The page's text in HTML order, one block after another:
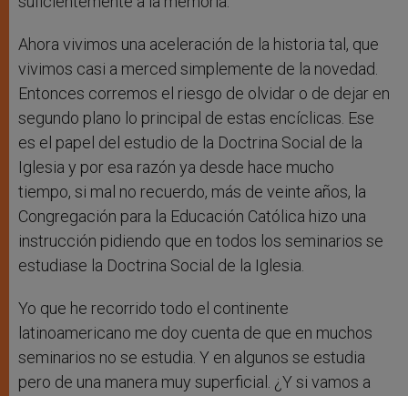
Ahora vivimos una aceleración de la historia tal, que
vivimos casi a merced simplemente de la novedad.
Entonces corremos el riesgo de olvidar o de dejar en
segundo plano lo principal de estas encíclicas. Ese
es el papel del estudio de la Doctrina Social de la
Iglesia y por esa razón ya desde hace mucho
tiempo, si mal no recuerdo, más de veinte años, la
Congregación para la Educación Católica hizo una
instrucción pidiendo que en todos los seminarios se
estudiase la Doctrina Social de la Iglesia.
Yo que he recorrido todo el continente
latinoamericano me doy cuenta de que en muchos
seminarios no se estudia. Y en algunos se estudia
pero de una manera muy superficial. ¿Y si vamos a